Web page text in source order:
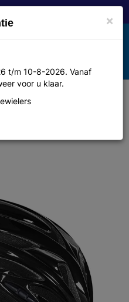
Helm Kask
×
t/m 10-8-2026. Vanaf
voor u klaar.